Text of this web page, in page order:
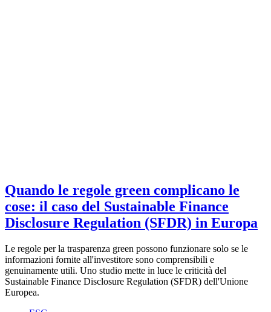
Quando le regole green complicano le
cose: il caso del Sustainable Finance
Disclosure Regulation (SFDR) in Europa
Le regole per la trasparenza green possono funzionare solo se le
informazioni fornite all'investitore sono comprensibili e
genuinamente utili. Uno studio mette in luce le criticità del
Sustainable Finance Disclosure Regulation (SFDR) dell'Unione
Europea.